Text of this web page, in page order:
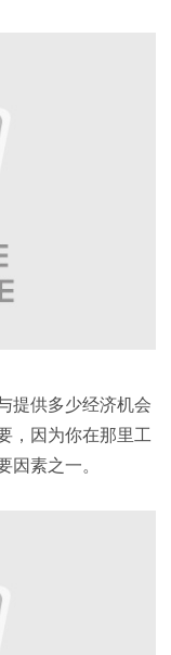
提供多少经济机会
，因为你在那里工
素之一。